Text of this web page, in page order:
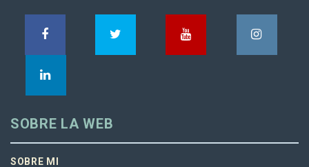
SOBRE LA WEB
SOBRE MI